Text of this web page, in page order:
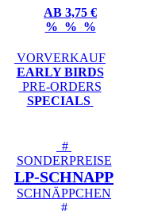
AB 3,75 €
% % %
VORVERKAUF
EARLY BIRDS
PRE-ORDERS
SPECIALS
#
SONDERPREISE
LP-SCHNAPP
SCHNÄPPCHEN
#